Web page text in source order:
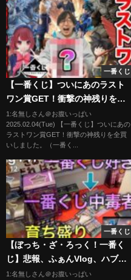
一番くじ
【一番くじ】ついにあのラスト
ワン賞GET！衝撃の神残りを全
買いしました。（一番くじ、く
じ、一番賞）
1:名無しさん＠お腹いっぱい
2025.02.04(Tue) 【一番くじ】ついにあの
ラストワン賞GET！衝撃の神残りを全買
いしました。（一番く...
一番くじ
【ぼっち・ざ・ろっく！一番く
じ】悲報、ふぁんVlog、ハブら
れる。
1:名無しさん＠お腹いっぱい